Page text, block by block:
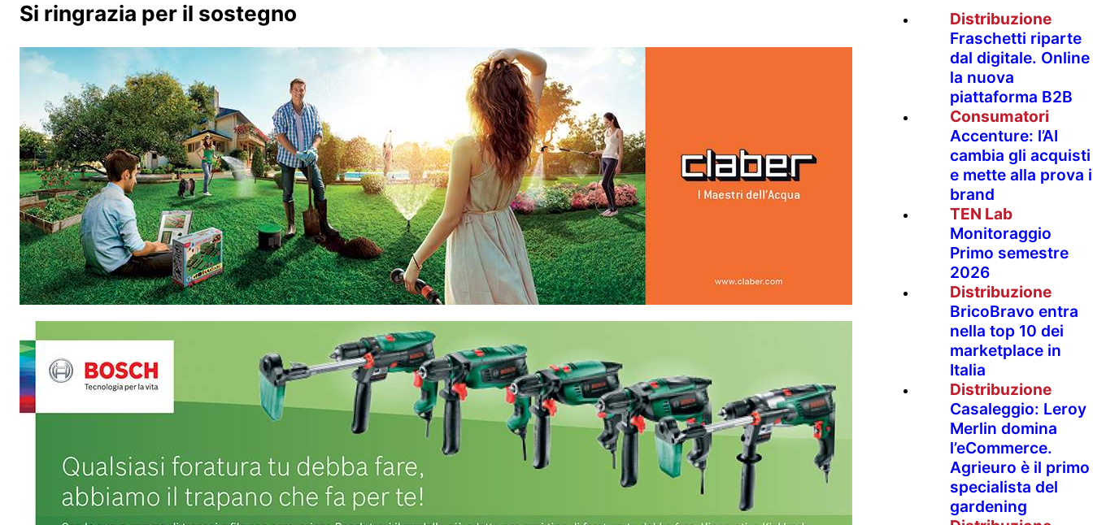
Si ringrazia per il sostegno
Distribuzione
Fraschetti riparte
dal digitale. Online
la nuova
piattaforma B2B
Consumatori
Accenture: l’AI
cambia gli acquisti
e mette alla prova i
brand
TEN Lab
Monitoraggio
Primo semestre
2026
Distribuzione
BricoBravo entra
nella top 10 dei
marketplace in
Italia
Distribuzione
Casaleggio: Leroy
Merlin domina
l’eCommerce.
Agrieuro è il primo
specialista del
gardening